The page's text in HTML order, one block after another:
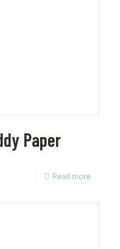
Paper
Read more